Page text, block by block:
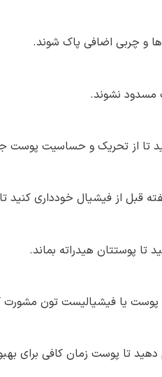
و چربی اضافی پاک شوند.
تا از تحریک و حساسیت پوست
قبل از فیشیال خودداری
تا پوستتان هیدراته بماند.
پوست یا فیشیالیست تون مشورت